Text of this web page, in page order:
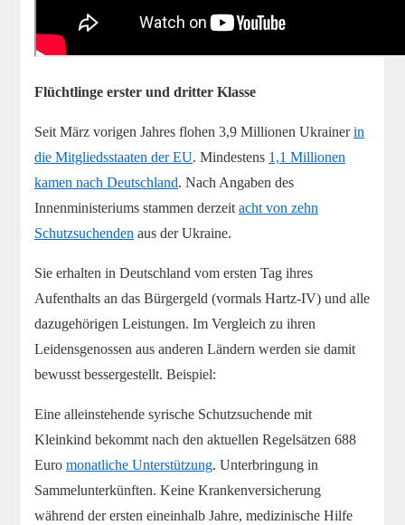
Flüchtlinge erster und dritter Klasse
Seit März vorigen Jahres flohen 3,9 Millionen Ukrainerin
die Mitgliedsstaaten der EU. Mindestens 1,1 Millionen
kamen nach Deutschland. Nach Angaben des
Innenministeriums stammen derzeit acht von zehn
Schutzsuchenden aus der Ukraine.
Sie erhalten in Deutschland vom ersten Tag ihres
Aufenthalts an das Bürgergeld (vormals Hartz-IV) und alle
dazugehörigen Leistungen. Im Vergleich zu ihren
Leidensgenossen aus anderen Ländern werden sie damit
bewusst bessergestellt. Beispiel:
Eine alleinstehende syrische Schutzsuchende mit
Kleinkind bekommt nach den aktuellen Regelsätzen 688
Euro monatliche Unterstützung. Unterbringung in
Sammelunterkünften. Keine Krankenversicherung
während der ersten eineinhalb Jahre, medizinische Hilfe